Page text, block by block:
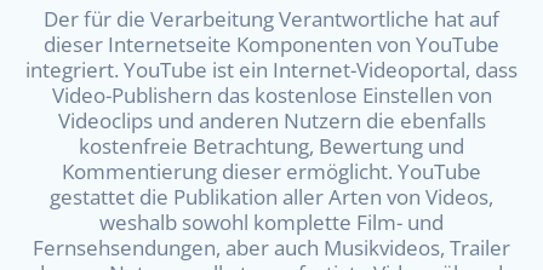
Der für die Verarbeitung Verantwortliche hat auf
dieser Internetseite Komponenten von YouTube
integriert. YouTube ist ein Internet-Videoportal, dass
Video-Publishern das kostenlose Einstellen von
Videoclips und anderen Nutzern die ebenfalls
kostenfreie Betrachtung, Bewertung und
Kommentierung dieser ermöglicht. YouTube
gestattet die Publikation aller Arten von Videos,
weshalb sowohl komplette Film- und
Fernsehsendungen, aber auch Musikvideos, Trailer